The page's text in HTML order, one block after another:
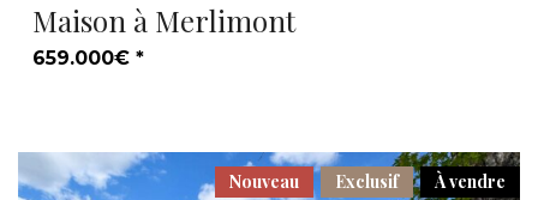
Maison à Merlimont
659.000€ *
À vendre
Exclusif
Nouveau